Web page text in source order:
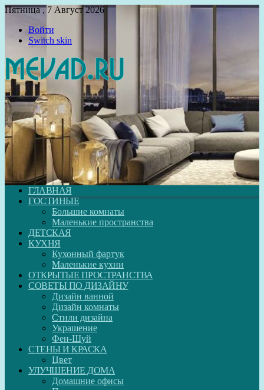
Пятница , 7 Август 2026
Войти
Switch skin
ГЛАВНАЯ
ГОСТИНЫЕ
Большие комнаты
Маленькие пространства
ДЕТСКАЯ
КУХНЯ
Кухонный фартук
Маленькие кухни
ОТКРЫТЫЕ ПРОСТРАНСТВА
СОВЕТЫ ПО ДИЗАЙНУ
Дизайн ванной
Дизайн комнаты
Стили дизайна
Украшение
Фен-Шуй
СТЕНЫ И КРАСКА
Цвет
УЛУЧШЕНИЕ ДОМА
Домашние офисы